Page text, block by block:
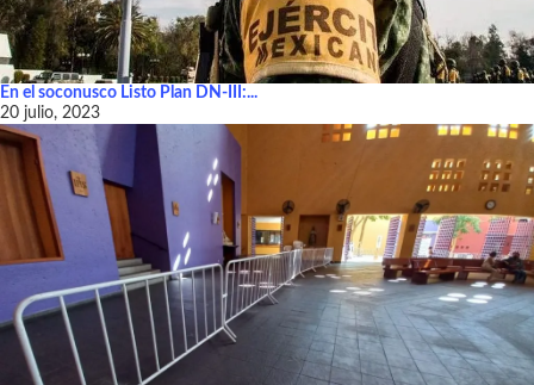
En el soconusco Listo Plan DN-III:...
20 julio, 2023